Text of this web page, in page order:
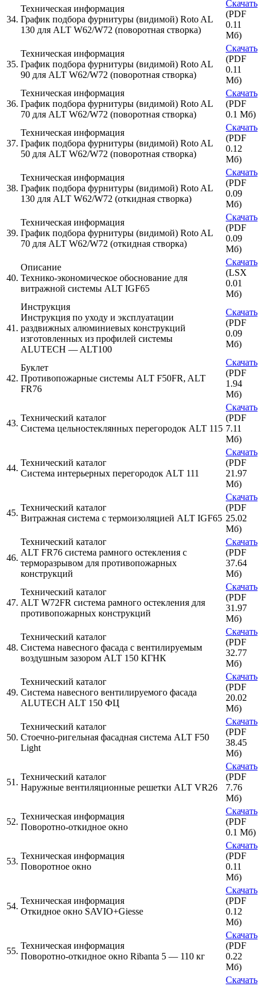
34.
Техническая информация
График подбора фурнитуры (видимой) Roto AL
130 для ALT W62/W72 (поворотная створка)
Скачать
(PDF
0.11
Мб)
35.
Техническая информация
График подбора фурнитуры (видимой) Roto AL
90 для ALT W62/W72 (поворотная створка)
Скачать
(PDF
0.11
Мб)
36.
Техническая информация
График подбора фурнитуры (видимой) Roto AL
70 для ALT W62/W72 (поворотная створка)
Скачать
(PDF
0.1 Мб)
37.
Техническая информация
График подбора фурнитуры (видимой) Roto AL
50 для ALT W62/W72 (поворотная створка)
Скачать
(PDF
0.12
Мб)
38.
Техническая информация
График подбора фурнитуры (видимой) Roto AL
130 для ALT W62/W72 (откидная створка)
Скачать
(PDF
0.09
Мб)
39.
Техническая информация
График подбора фурнитуры (видимой) Roto AL
70 для ALT W62/W72 (откидная створка)
Скачать
(PDF
0.09
Мб)
40.
Описание
Технико-экономическое обоснование для
витражной системы ALT IGF65
Скачать
(LSX
0.01
Мб)
41.
Инструкция
Инструкция по уходу и эксплуатации
раздвижных алюминиевых конструкций
изготовленных из профилей системы
ALUTECH — ALT100
Скачать
(PDF
0.09
Мб)
42.
Буклет
Противопожарные системы ALT F50FR, ALT
FR76
Скачать
(PDF
1.94
Мб)
43.
Технический каталог
Система цельностеклянных перегородок ALT 115
Скачать
(PDF
7.11
Мб)
44.
Технический каталог
Система интерьерных перегородок ALT 111
Скачать
(PDF
21.97
Мб)
45.
Технический каталог
Витражная система с термоизоляцией ALT IGF65
Скачать
(PDF
25.02
Мб)
46.
Технический каталог
ALT FR76 система рамного остекления с
терморазрывом для противопожарных
конструкций
Скачать
(PDF
37.64
Мб)
47.
Технический каталог
ALT W72FR система рамного остекления для
противопожарных конструкций
Скачать
(PDF
31.97
Мб)
48.
Технический каталог
Система навесного фасада с вентилируемым
воздушным зазором ALT 150 КГНК
Скачать
(PDF
32.77
Мб)
49.
Технический каталог
Система навесного вентилируемого фасада
ALUTECH ALT 150 ФЦ
Скачать
(PDF
20.02
Мб)
50.
Технический каталог
Стоечно-ригельная фасадная система ALT F50
Light
Скачать
(PDF
38.45
Мб)
51.
Технический каталог
Наружные вентиляционные решетки ALT VR26
Скачать
(PDF
7.76
Мб)
52.
Техническая информация
Поворотно-откидное окно
Скачать
(PDF
0.1 Мб)
53.
Техническая информация
Поворотное окно
Скачать
(PDF
0.11
Мб)
54.
Техническая информация
Откидное окно SAVIO+Giesse
Скачать
(PDF
0.12
Мб)
55.
Техническая информация
Поворотно-откидное окно Ribanta 5 — 110 кг
Скачать
(PDF
0.22
Мб)
Скачать